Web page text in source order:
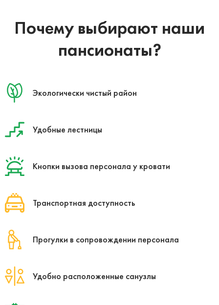
Почему выбирают наши
пансионаты?
Экологически чистый район
Удобные лестницы
Кнопки вызова персонала у кровати
Транспортная доступность
Прогулки в сопровождении персонала
Удобно расположенные санузлы